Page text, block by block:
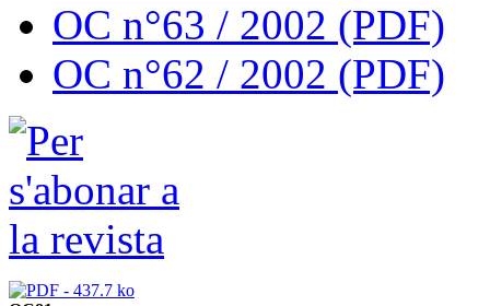
OC n°63 / 2002 (PDF)
OC n°62 / 2002 (PDF)